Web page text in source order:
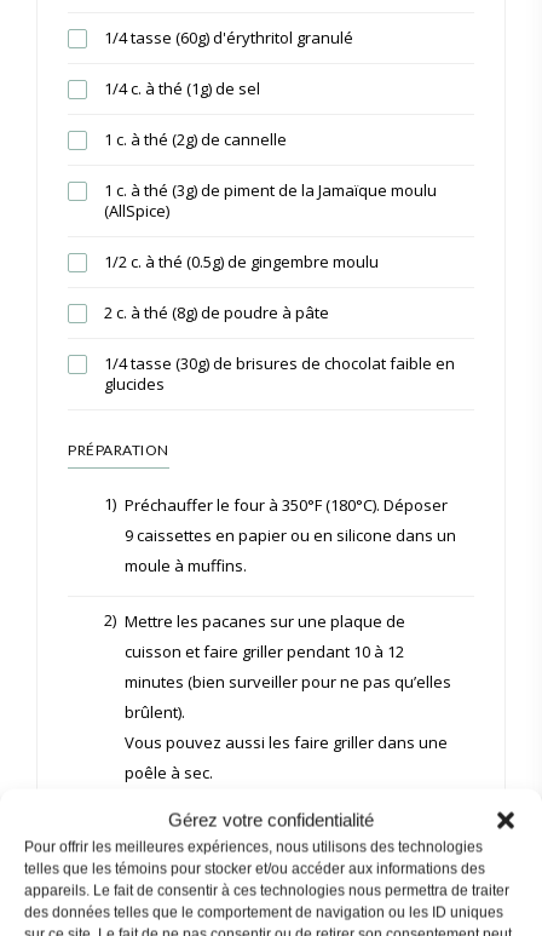
Gérez votre confidentialité
Pour offrir les meilleures expériences, nous utilisons des technologies
telles que les témoins pour stocker et/ou accéder aux informations des
appareils. Le fait de consentir à ces technologies nous permettra de traiter
des données telles que le comportement de navigation ou les ID uniques
1/4 tasse (60g) d'érythritol granulé
1/4 c. à thé (1g) de sel
1 c. à thé (2g) de cannelle
1 c. à thé (3g) de piment de la Jamaïque moulu
(AllSpice)
1/2 c. à thé (0.5g) de gingembre moulu
2 c. à thé (8g) de poudre à pâte
1/4 tasse (30g) de brisures de chocolat faible en
glucides
PRÉPARATION
1) Préchauffer le four à 350°F (180°C). Déposer
9 caissettes en papier ou en silicone dans un
moule à muffins.
2) Mettre les pacanes sur une plaque de
cuisson et faire griller pendant 10 à 12
minutes (bien surveiller pour ne pas qu’elles
brûlent).
Vous pouvez aussi les faire griller dans une
poêle à sec.
Dans un moyen bol, ajouter le beurre fondu,
les œufs, la crème et la vanille. Mélanger à
l’aide d’un batteur à main.